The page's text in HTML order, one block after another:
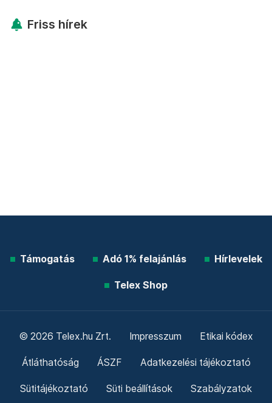
Friss hírek
Támogatás Adó 1% felajánlás Hírlevelek
Telex Shop
© 2026 Telex.hu Zrt. Impresszum Etikai kódex
Átláthatóság ÁSZF Adatkezelési tájékoztató
Sütitájékoztató Süti beállítások Szabályzatok